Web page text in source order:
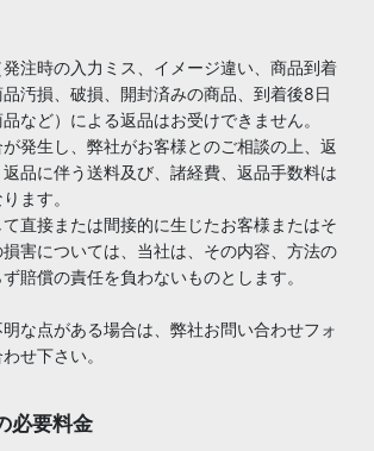
注時の入力ミス、イメージ違い、商品到着
汚損、破損、開封済みの商品、到着後8日
など）による返品はお受けできません。
発生し、弊社がお客様とのご相談の上、返
品に伴う送料及び、諸経費、返品手数料は
ます。
直接または間接的に生じたお客様またはそ
害については、当社は、その内容、方法の
賠償の責任を負わないものとします。
な点がある場合は、弊社お問い合わせフォ
せ下さい。
必要料金